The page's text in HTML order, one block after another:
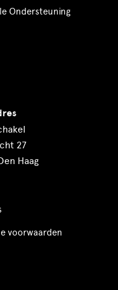
Ondersteuning
27
Haag
voorwaarden